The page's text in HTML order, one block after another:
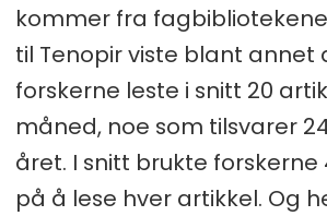
kommer fra
til Tenopir viste blant annet
forskerne leste i snitt 20
måned, noe som tilsvarer
året. I snitt brukte
på å lese hver artikkel. Og